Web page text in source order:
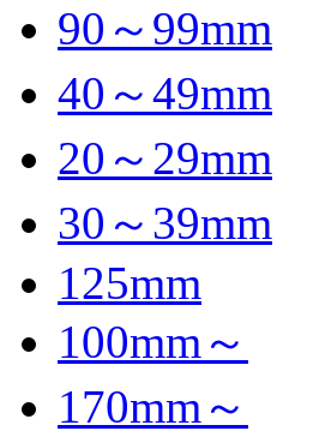
90～99mm
40～49mm
20～29mm
30～39mm
125mm
100mm～
170mm～